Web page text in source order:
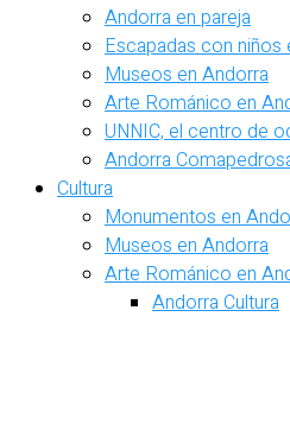
Andorra en pareja
Escapadas con niños
Museos en Andorra
Arte Románico en
UNNIC, el centro de
Andorra
Cultura
Monumentos en
Museos en Andorra
Arte Románico en
Andorra Cultura